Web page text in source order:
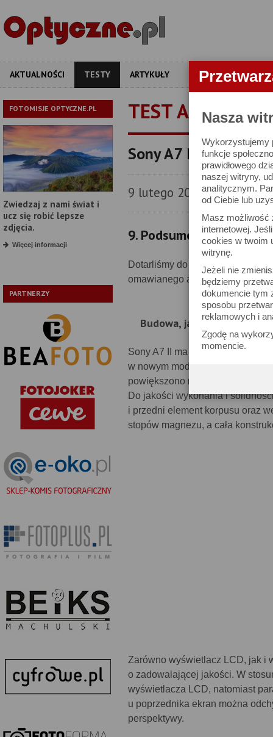
Nasza
Wykorzystujemy
funkcje
prawidłowego
naszej witryny,
analitycznym.
od Ciebie lub
Masz możliwość
internetowej.
cookies w twoim
witrynę.
Jeżeli nie
będziemy
dokumencie tym
sposobu
reklamowych i
Zgodę na
momencie.
AKTUALNOŚCI TESTY ARTYKUŁY APARATY
FOTOMISJE OPTYCZNE.PL
Zwiedzaj z nami świat i
ucz się robić lepsze
zdjęcia.
Więcej informacji
PARTNERZY
TEST APARATU
Sony A7 II - test
9 lutego 2015
9. Podsumowanie
Dotarliśmy do końca testu,
omawianego aparatu.
Budowa, jakość
Sony A7 II ma nieco większy
w nowym modelu jest o 11.5 mm
powiększono również
Do jakości wykonania i
i przedni element korpusu oraz
stopów magnezu, a cała
Zarówno wyświetlacz LCD, jak i
o zadowalającej jakości. W
wyświetlacza LCD, natomiast
u poprzednika ekran można
perspektywy.